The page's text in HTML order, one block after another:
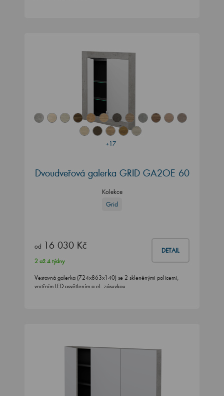
+17
Dvoudveřová galerka GRID GA2OE 60
Kolekce
Grid
od 16 030 Kč DETAIL
2 až 4 týdny
Vestavná galerka (724x863x140) se 2 skleněnými policemi,
vnitřním LED osvětlením a el. zásuvkou